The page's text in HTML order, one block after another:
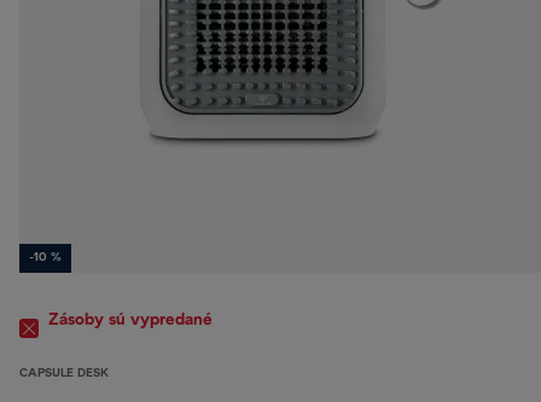
-10 %
Zásoby sú vypredané
CAPSULE DESK